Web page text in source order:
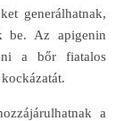
generálhatnak,
be. Az apigenin
a bőr fiatalos
a